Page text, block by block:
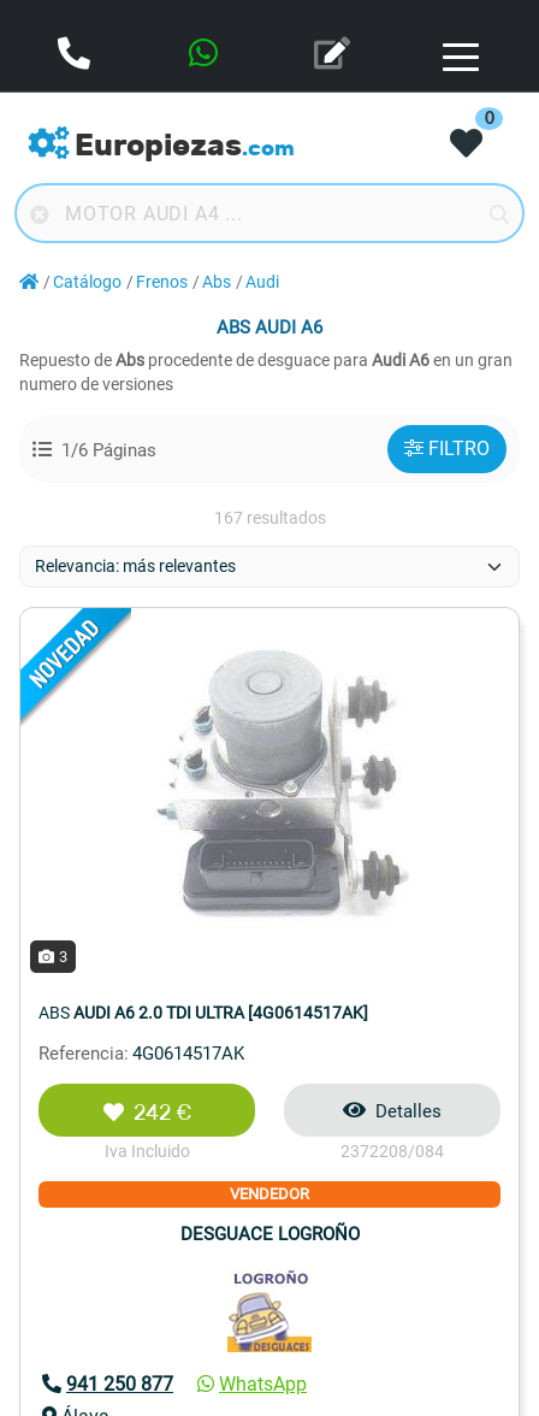
Europiezas.com
0
Catálogo Frenos Abs Audi
ABS AUDI A6
Repuesto deAbs procedente de desguace para Audi A6en un gran
numero de versiones
1/6 Páginas FILTRO
167 resultados
3
ABSAUDI A6 2.0 TDI ULTRA [4G0614517AK]
Referencia: 4G0614517AK
242 €
Iva Incluido
Detalles
2372208/084
VENDEDOR
DESGUACE LOGROÑO
941 250 877
WhatsApp